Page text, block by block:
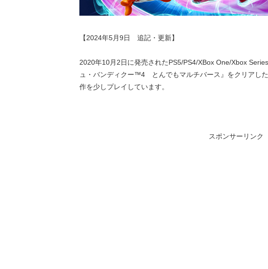
【2024年5月9日 追記・更新】
2020年10月2日に発売されたPS5/PS4/XBox One/Xbox
ュ・バンディクー™4 とんでもマルチバース』をクリアし
作を少しプレイしています。
スポンサーリンク